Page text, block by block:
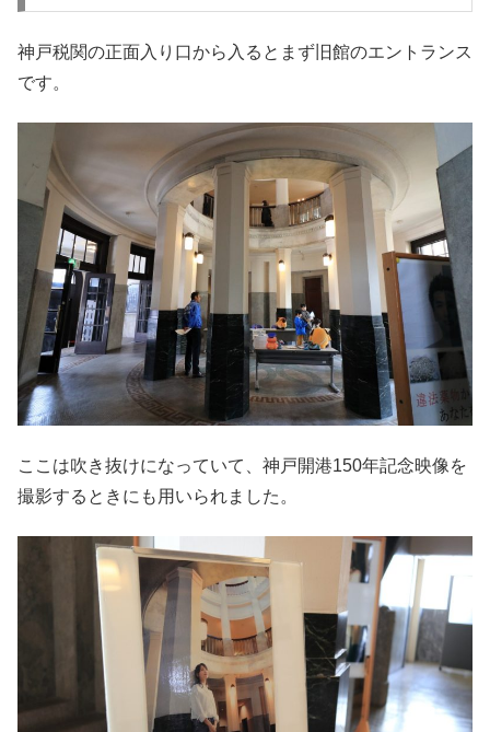
神戸税関の正面入り口から入るとまず旧館のエントランス
です。
ここは吹き抜けになっていて、神戸開港150年記念映像を
撮影するときにも用いられました。